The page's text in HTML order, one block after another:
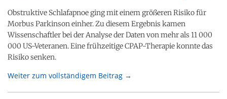
Obstruktive Schlafapnoe ging mit einem größeren Risiko für
Morbus Parkinson einher. Zu diesem Ergebnis kamen
Wissenschaftler bei der Analyse der Daten von mehr als 11 000
000 US-Veteranen. Eine frühzeitige CPAP-Therapie konnte das
Risiko senken.
Weiter zum vollständigem Beitrag →